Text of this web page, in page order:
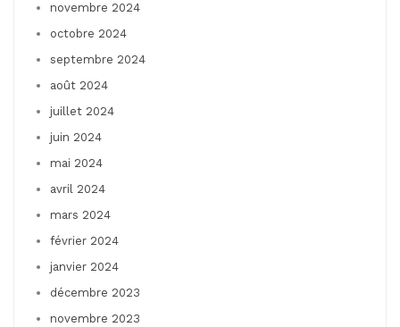
novembre 2024
octobre 2024
septembre 2024
août 2024
juillet 2024
juin 2024
mai 2024
avril 2024
mars 2024
février 2024
janvier 2024
décembre 2023
novembre 2023